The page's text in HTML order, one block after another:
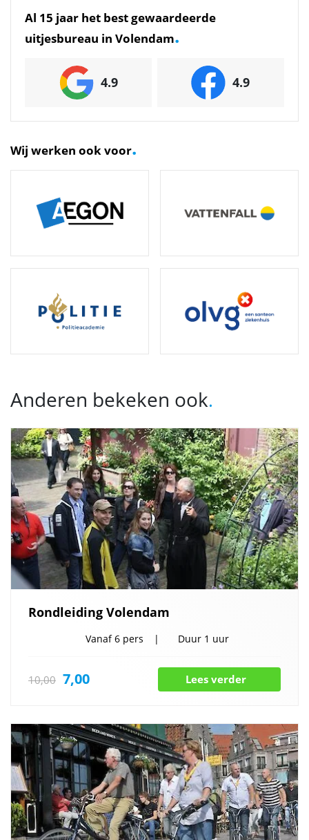
Al 15 jaar het best gewaardeerde
uitjesbureau in Volendam.
4.9 4.9
Wij werken ook voor.
Anderen bekeken ook.
Rondleiding Volendam
Vanaf6 pers Duur 1 uur
10,00 7,00 Lees verder